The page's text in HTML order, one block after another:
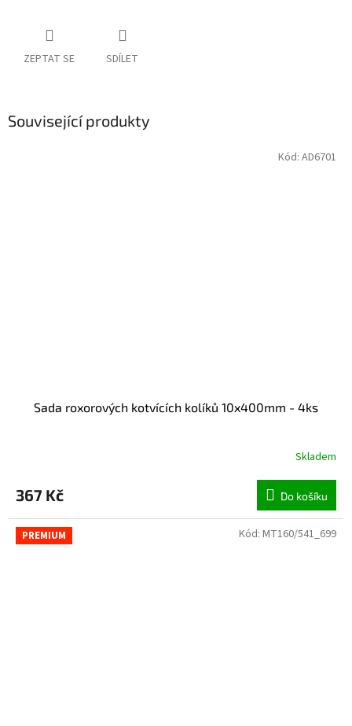
ZEPTAT SE SDÍLET
Související produkty
Sada roxorových kotvících kolíků 10x400mm - 4ks
Skladem
367 Kč Do košíku
Kód: AD6701
PREMIUM Kód: MT160/541_699